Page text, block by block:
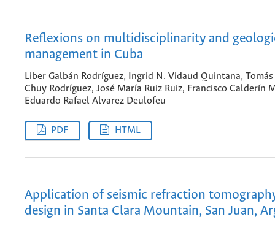
Reflexions on multidisciplinarity and
management in Cuba
Liber Galbán Rodríguez, Ingrid N. Vidaud Quintana,
Chuy Rodríguez, José María Ruiz Ruiz, Francisco Calderín
Eduardo Rafael Alvarez Deulofeu
PDF HTML
Application of seismic refraction
design in Santa Clara Mountain, San Juan,